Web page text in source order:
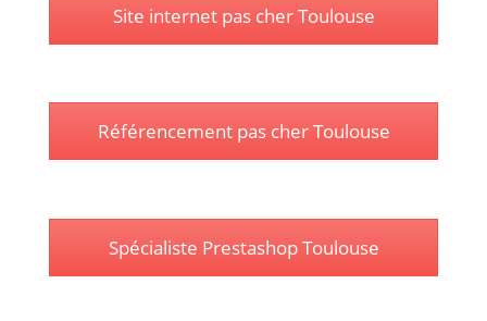
Site internet pas cher Toulouse
Référencement pas cher Toulouse
Spécialiste Prestashop Toulouse